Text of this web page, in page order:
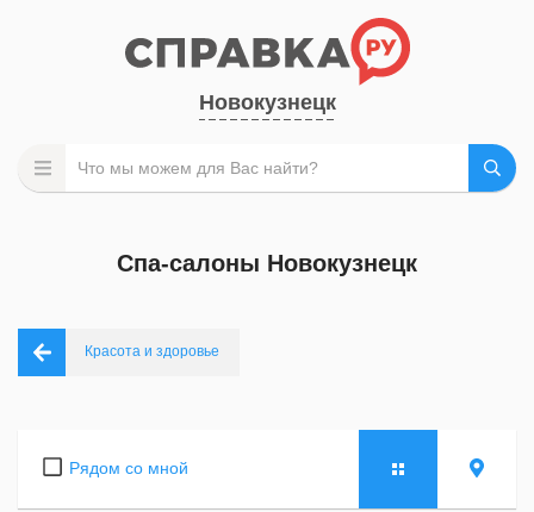
Новокузнецк
Спа-салоны Новокузнецк
Красота и здоровье
Рядом со мной